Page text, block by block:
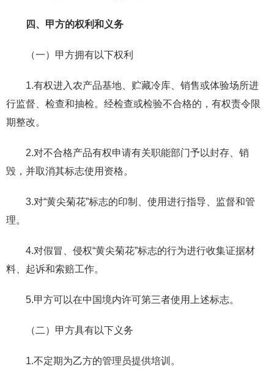
四、甲方的权利和义务
（一）甲方拥有以下权利
1.有权进入农产品基地、贮藏冷库、销售或体验场所进
行监督、检查和抽检。经检查或检验不合格的，有权责令限
期整改。
2.对不合格产品有权申请有关职能部门予以封存、销
毁，并取消其标志使用资格。
3.对“黄尖菊花”标志的印制、使用进行指导、监督和管
理。
4.对假冒、侵权“黄尖菊花”标志的行为进行收集证据材
料、起诉和索赔工作。
5.甲方可以在中国境内许可第三者使用上述标志。
（二）甲方具有以下义务
1.不定期为乙方的管理员提供培训。